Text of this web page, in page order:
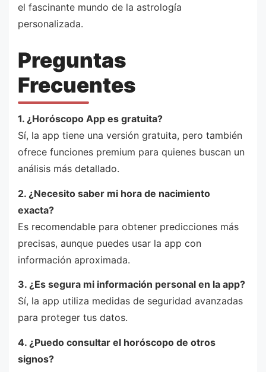
el fascinante mundo de la astrología
personalizada.
Preguntas
Frecuentes
1. ¿Horóscopo App es gratuita?
Sí, la app tiene una versión gratuita, pero también
ofrece funciones premium para quienes buscan un
análisis más detallado.
2. ¿Necesito saber mi hora de nacimiento
exacta?
Es recomendable para obtener predicciones más
precisas, aunque puedes usar la app con
información aproximada.
3. ¿Es segura mi información personal en la app?
Sí, la app utiliza medidas de seguridad avanzadas
para proteger tus datos.
4. ¿Puedo consultar el horóscopo de otros
signos?